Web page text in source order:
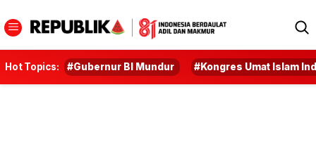
Hot Topics: #Gubernur BI Mundur #Kongres Umat Islam